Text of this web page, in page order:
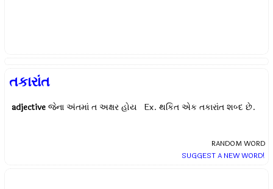
તકારાંત
adjective જેના અંતમાં ત અક્ષર હોય Ex.થકિત એક તકારાંત શબ્દ છે.
RANDOM WORD
SUGGEST A NEW WORD!